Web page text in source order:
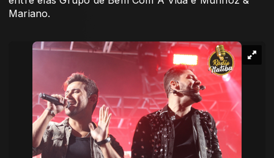
Mariano.